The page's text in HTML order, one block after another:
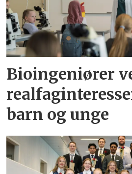
Bioingeniører
barn og unge